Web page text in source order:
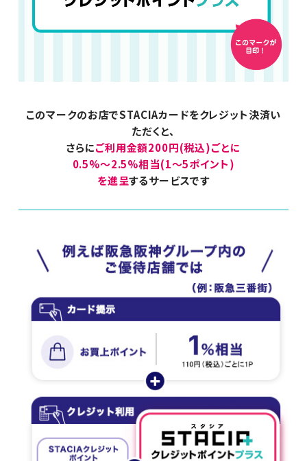
このマークのお店でSTACIAカードをクレジット決済い
ただくと、
さらにご利用金額200円(税込)ごとに
0.5%～2.5%相当(1～5ポイント)
を進呈するサービスです